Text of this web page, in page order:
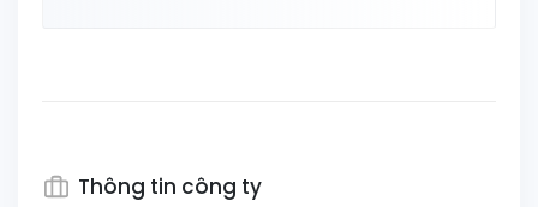
Thông tin công ty